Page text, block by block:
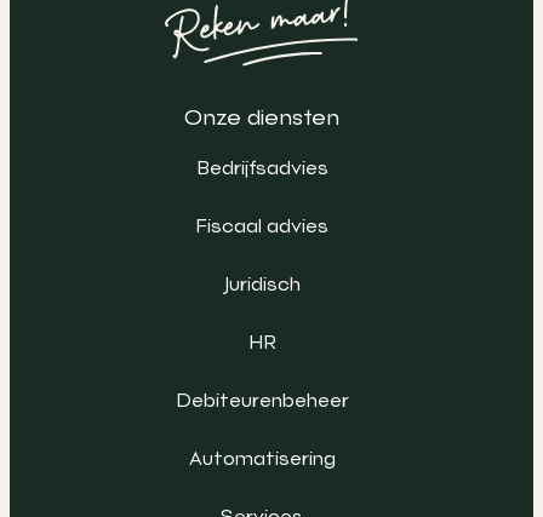
Onze diensten
Bedrijfsadvies
Fiscaal advies
Juridisch
HR
Debiteurenbeheer
Automatisering